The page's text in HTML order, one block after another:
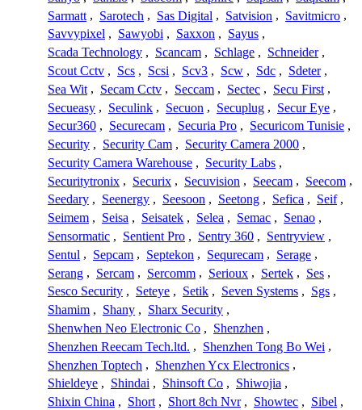
Sarmatt , Sarotech , Sas Digital , Satvision , Savitmicro ,
Savvypixel , Sawyobi , Saxxon , Sayus ,
Scada Technology , Scancam , Schlage , Schneider ,
Scout Cctv , Scs , Scsi , Scv3 , Scw , Sdc , Sdeter ,
Sea Wit , Secam Cctv , Seccam , Sectec , Secu First ,
Secueasy , Seculink , Secuon , Secuplug , Secur Eye ,
Secur360 , Securecam , Securia Pro , Securicom Tunisie ,
Security , Security Cam , Security Camera 2000 ,
Security Camera Warehouse , Security Labs ,
Securitytronix , Securix , Secuvision , Seecam , Seecom ,
Seedary , Seenergy , Seesoon , Seetong , Sefica , Seif ,
Seimem , Seisa , Seisatek , Selea , Semac , Senao ,
Sensormatic , Sentient Pro , Sentry 360 , Sentryview ,
Sentul , Sepcam , Septekon , Sequrecam , Serage ,
Serang , Sercam , Sercomm , Serioux , Sertek , Ses ,
Sesco Security , Seteye , Setik , Seven Systems , Sgs ,
Shamim , Shany , Sharx Security ,
Shenwhen Neo Electronic Co , Shenzhen ,
Shenzhen Reecam Tech.ltd. , Shenzhen Tong Bo Wei ,
Shenzhen Toptech , Shenzhen Ycx Electronics ,
Shieldeye , Shindai , Shinsoft Co , Shiwojia ,
Shixin China , Short , Short 8ch Nvr , Showtec , Sibel ,